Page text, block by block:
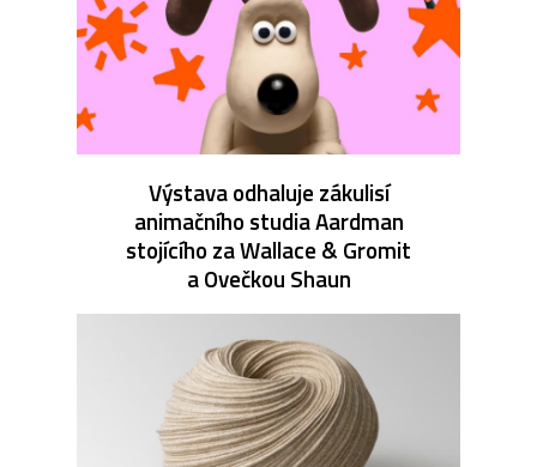
Výstava odhaluje zákulisí
animačního studia Aardman
stojícího za Wallace & Gromit
a Ovečkou Shaun